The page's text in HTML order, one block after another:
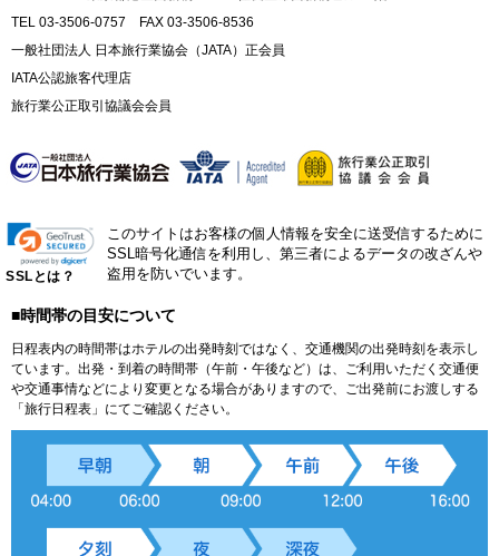
TEL 03-3506-0757 FAX 03-3506-8536
一般社団法人 日本旅行業協会（JATA）正会員
IATA公認旅客代理店
旅行業公正取引協議会会員
SSLとは？
このサイトはお客様の個人情報を安全に送受信するために
SSL暗号化通信を利用し、第三者によるデータの改ざんや
盗用を防いでいます。
■時間帯の目安について
日程表内の時間帯はホテルの出発時刻ではなく、交通機関の出発時刻を表示し
ています。出発・到着の時間帯（午前・午後など）は、ご利用いただく交通便
や交通事情などにより変更となる場合がありますので、ご出発前にお渡しする
「旅行日程表」にてご確認ください。